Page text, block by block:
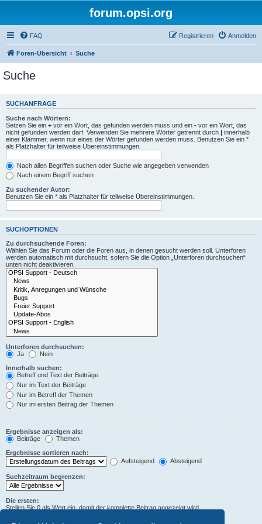
forum.opsi.org
FAQ Anmelden
Registrieren
Foren-Übersicht Suche
Suche
SUCHANFRAGE
Suche nach Wörtern:
Setzen Sie ein + vor ein Wort, das gefunden werden muss und ein - vor ein Wort, das
nicht gefunden werden darf. Verwenden Sie mehrere Wörter getrennt durch | innerhalb
einer Klammer, wenn nur eines der Wörter gefunden werden muss. Benutzen Sie ein *
als Platzhalter für teilweise Übereinstimmungen.
Nach allen Begriffen suchen oder Suche wie angegeben verwenden
Nach einem Begriff suchen
Zu suchender Autor:
Benutzen Sie ein * als Platzhalter für teilweise Übereinstimmungen.
SUCHOPTIONEN
Zu durchsuchende Foren:
Wählen Sie das Forum oder die Foren aus, in denen gesucht werden soll. Unterforen
werden automatisch mit durchsucht, sofern Sie die Option „Unterforen durchsuchen“
unten nicht deaktivieren.
Unterforen durchsuchen:
Ja
Nein
Innerhalb suchen:
Betreff und Text der Beiträge
Nur im Text der Beiträge
Nur im Betreff der Themen
Nur im ersten Beitrag der Themen
Ergebnisse anzeigen als:
Beiträge
Themen
Ergebnisse sortieren nach:
Aufsteigend
Absteigend
Suchzeitraum begrenzen:
Die ersten:
Stellen Sie 0 als Wert ein, damit der komplette Beitrag angezeigt wird.